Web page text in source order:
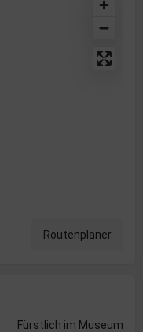
Routenplaner
Fürstlich im Museum